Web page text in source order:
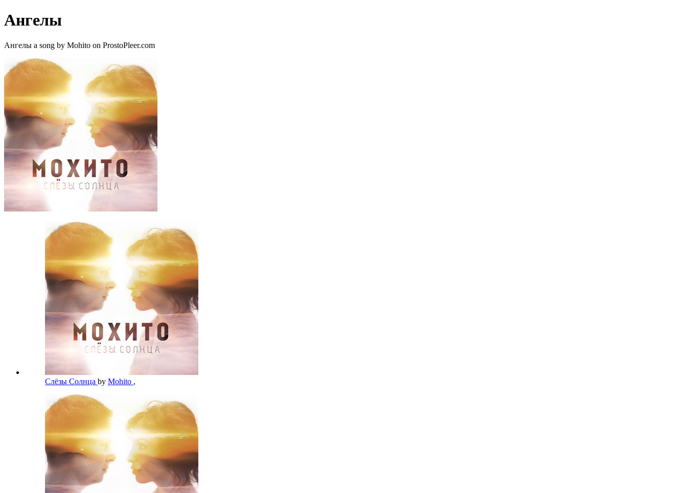
Ангелы
Ангелы a song by Mohito on ProstoPleer.com
Слёзы Солнца by Mohito ,